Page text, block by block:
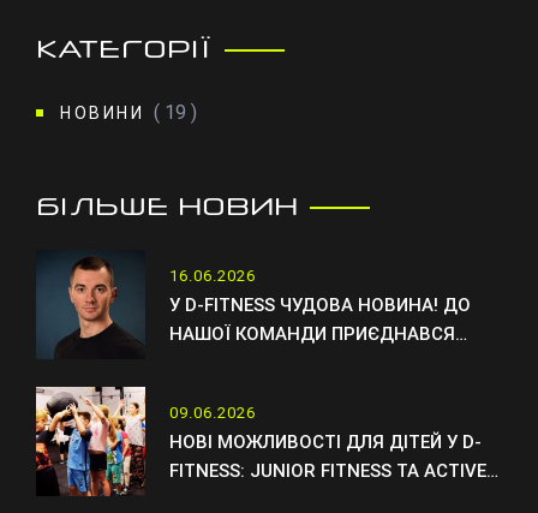
КАТЕГОРІЇ
НОВИНИ ( 19 )
БІЛЬШЕ НОВИН
У D-FITNESS ЧУДОВА НОВИНА! ДО
НАШОЇ КОМАНДИ ПРИЄДНАВСЯ
16.06.2026
НОВІ МОЖЛИВОСТІ ДЛЯ ДІТЕЙ У D-
FITNESS: JUNIOR FITNESS ТА ACTIVE
09.06.2026